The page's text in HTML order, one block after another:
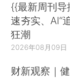
{{最新周刊
速夯实、AI“
狂潮
2026年08月09日
财新观察｜